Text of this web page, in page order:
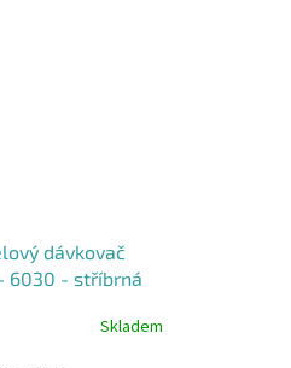
dávkovač
- 6030 - stříbrná
Skladem